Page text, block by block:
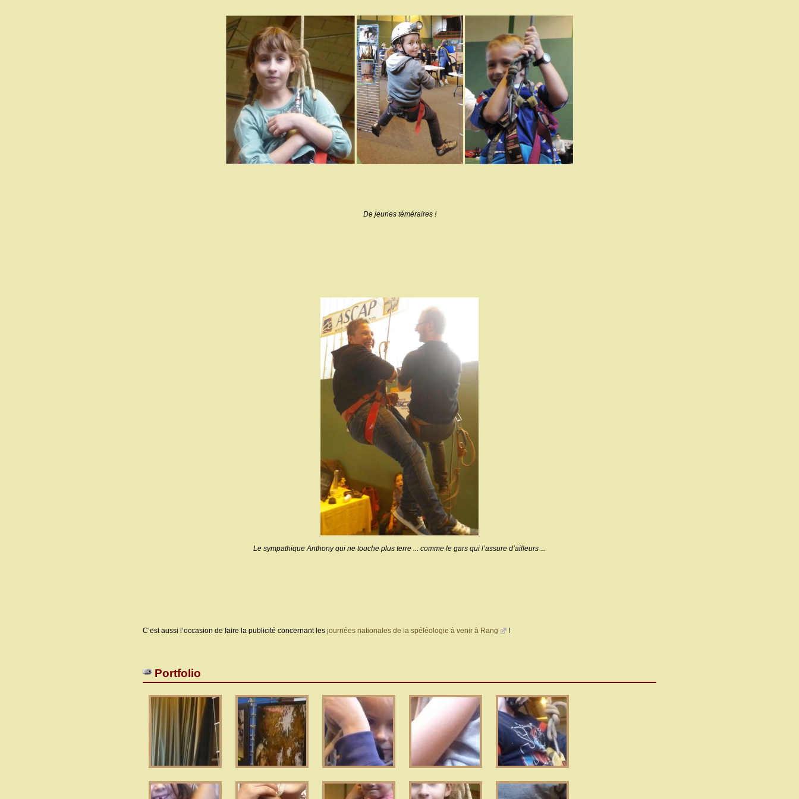
De jeunes téméraires !
Le sympathique Anthony qui ne touche plus terre ... comme le gars qui l’assure d’ailleurs ...
C’est aussi l’occasion de faire la publicité concernant les journées nationales de la spéléologie à venir à Rang !
Portfolio